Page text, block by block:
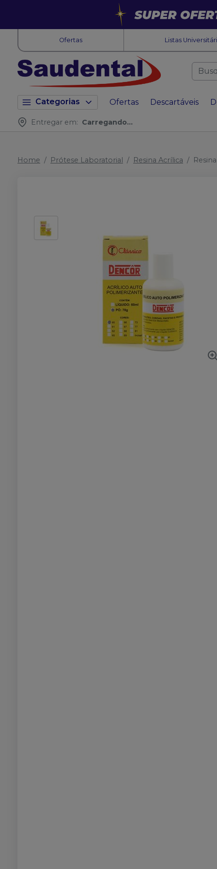
Ofertas Listas
Categorias Ofertas Descartáveis
Entregar em: Carregando...
Home Prótese Laboratorial Resina Acrílica